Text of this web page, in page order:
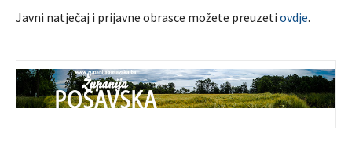
Javni natječaj i prijavne obrasce možete preuzeti ovdje.